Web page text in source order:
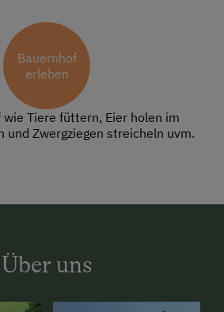
Bauernhof
erleben
Tiere füttern, Eier holen im
und Zwergziegen streicheln uvm.
Über uns